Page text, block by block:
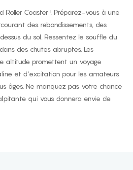
Roller Coaster ! Préparez-vous à une
des rebondissements, des
du sol. Ressentez le souffle du
des chutes abruptes. Les
altitude promettent un voyage
et d'excitation pour les amateurs
âges. Ne manquez pas votre chance
qui vous donnera envie de